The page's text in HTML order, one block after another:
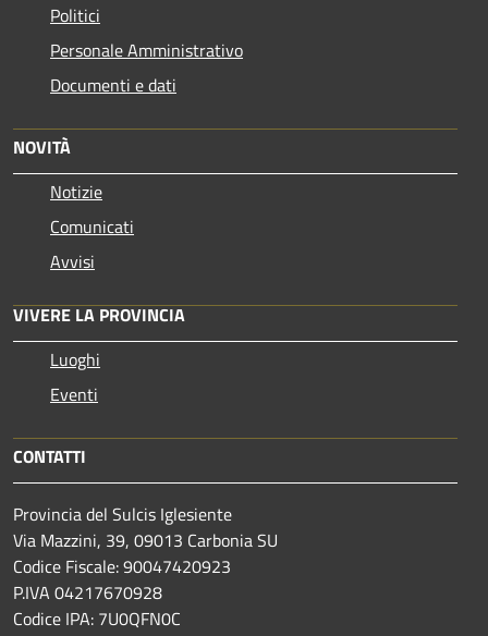
Politici
Personale Amministrativo
Documenti e dati
NOVITÀ
Notizie
Comunicati
Avvisi
VIVERE LA PROVINCIA
Luoghi
Eventi
CONTATTI
Provincia del Sulcis Iglesiente
Via Mazzini, 39, 09013 Carbonia SU
Codice Fiscale: 90047420923
P.IVA 04217670928
Codice IPA: 7U0QFN0C